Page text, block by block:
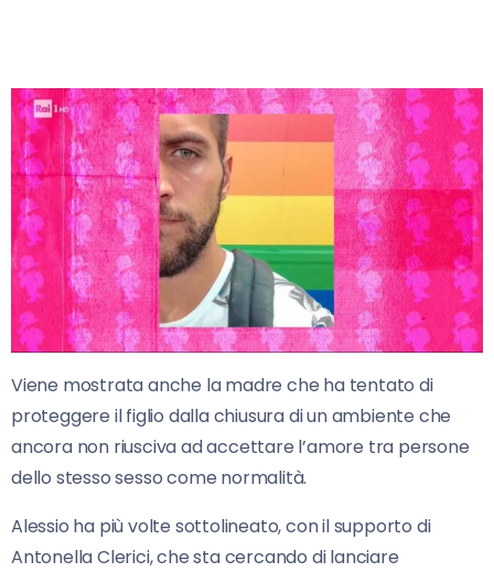
Viene mostrata anche la madre che ha tentato di
proteggere il figlio dalla chiusura di un ambiente che
ancora non riusciva ad accettare l’amore tra persone
dello stesso sesso come normalità.
Alessio ha più volte sottolineato, con il supporto di
Antonella Clerici, che sta cercando di lanciare